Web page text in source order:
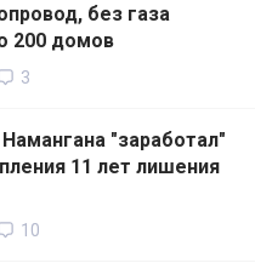
без газа
200 домов
3
"заработал"
11 лет лишения
10